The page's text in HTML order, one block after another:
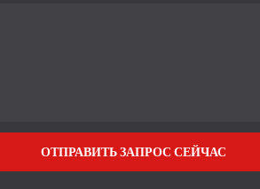
ОТПРАВИТЬ ЗАПРОС СЕЙЧАС